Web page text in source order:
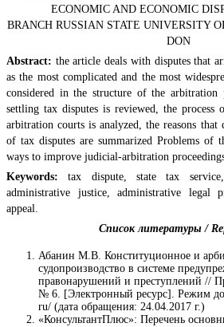
ECONOMIC AND ECONOMIC
BRANCH RUSSIAN STATE UNIVERSITY
DON
Abstract: the article deals with disputes that
as the most complicated and the most
considered in the structure of the arbitration
settling tax disputes is reviewed, the process
arbitration courts is analyzed, the reasons that
of tax disputes are summarized Problems of
ways to improve judicial-arbitration
Keywords: tax dispute, state tax
administrative justice, administrative legal
appeal.
Список литературы /
Абанин М.В. Конституционное и
судопроизводство в системе
правонарушений и преступлений //
№ 6. [Электронный ресурс]. Режим
ru/ (дата обращения: 24.04.2017 г.)
«КонсультантПлюс»: Перечень